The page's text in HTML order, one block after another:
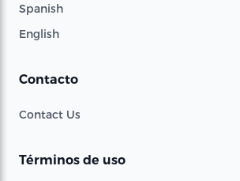
Spanish
English
Contacto
Contact Us
Términos de uso